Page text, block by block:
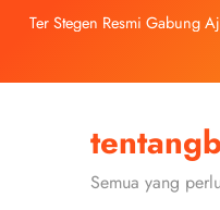
SkipTer Stegen Resmi Gabung
Trabzonspor Mulai
Medis Dijadwalkan 5
2026, Siap Tatap Putaran
Kerolin Resmi Gabung
Dilaporkan Pecahkan
Semua yang